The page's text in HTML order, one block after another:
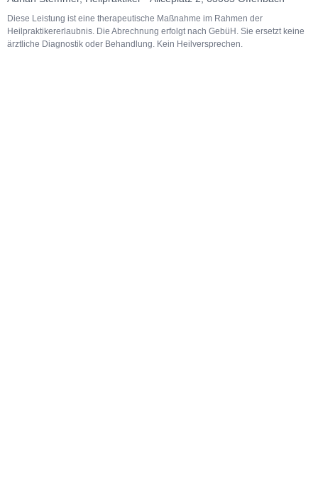
Diese Leistung ist eine therapeutische Maßnahme im Rahmen der
Heilpraktikererlaubnis. Die Abrechnung erfolgt nach GebüH. Sie ersetzt keine
ärztliche Diagnostik oder Behandlung. Kein Heilversprechen.